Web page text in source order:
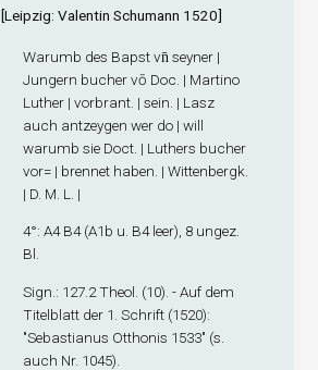
[Leipzig: Valentin Schumann 1520]
Warumb des Bapst vn̄ seyner |
Jungern bucher vō Doc. | Martino
Luther | vorbrant. | sein. | Lasz
auch antzeygen wer do | will
warumb sie Doct. | Luthers bucher
vor= | brennet haben. | Wittenbergk.
| D. M. L. |
4°: A4B4(A1b u. B4 leer), 8 ungez.
Bl.
Sign .: 127.2 Theol. (10). - Auf dem
Titelblatt der 1. Schrift (1520):
"Sebastianus Otthonis 1533" (s.
auch Nr. 1045).